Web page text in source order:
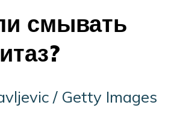
смывать
/ Getty Images